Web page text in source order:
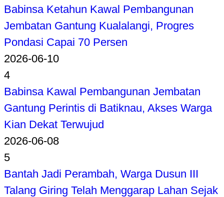
Babinsa Ketahun Kawal Pembangunan
Jembatan Gantung Kualalangi, Progres
Pondasi Capai 70 Persen
2026-06-10
4
Babinsa Kawal Pembangunan Jembatan
Gantung Perintis di Batiknau, Akses Warga
Kian Dekat Terwujud
2026-06-08
5
Bantah Jadi Perambah, Warga Dusun III
Talang Giring Telah Menggarap Lahan Sejak